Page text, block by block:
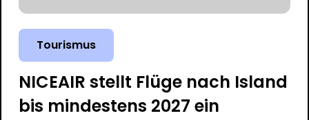
Tourismus
NICEAIR stellt Flüge nach Island
bis mindestens 2027 ein